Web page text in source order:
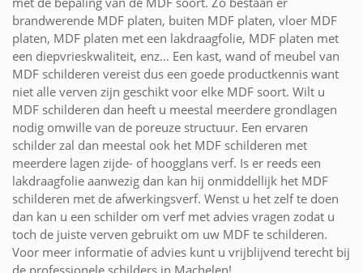
brandwerende MDF platen, buiten MDF platen, vloer MDF
platen, MDF platen met een lakdraagfolie, MDF platen met
een diepvrieskwaliteit, enz… Een kast, wand of meubel van
MDF schilderen vereist dus een goede productkennis want
niet alle verven zijn geschikt voor elke MDF soort. Wilt u
MDF schilderen dan heeft u meestal meerdere grondlagen
nodig omwille van de poreuze structuur. Een ervaren
schilder zal dan meestal ook het MDF schilderen met
meerdere lagen zijde- of hoogglans verf. Is er reeds een
lakdraagfolie aanwezig dan kan hij onmiddellijk het MDF
schilderen met de afwerkingsverf. Wenst u het zelf te doen
dan kan u een schilder om verf met advies vragen zodat u
toch de juiste verven gebruikt om uw MDF te schilderen.
Voor meer informatie of advies kunt u vrijblijvend terecht bij
de professionele schilders in Machelen!